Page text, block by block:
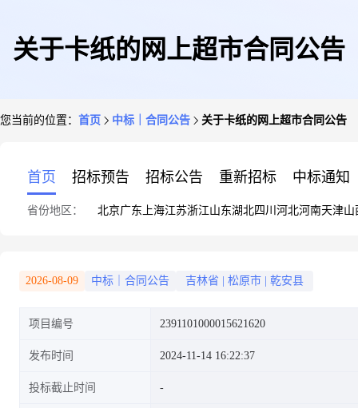
关于卡纸的网上超市合同公告
您当前的位置： 首页 中标｜合同公告 关于卡纸的网上超市合同公告
首页 招标预告 招标公告 重新招标 中标通知
省份地区： 北京广东 上海江苏浙江山东湖北四川 河北河南天津山
2026-08-09 中标｜合同公告 吉林省 松原市 乾安县
项目编号 2391101000015621620
发布时间 2024-11-14 16:22:37
投标截止时间